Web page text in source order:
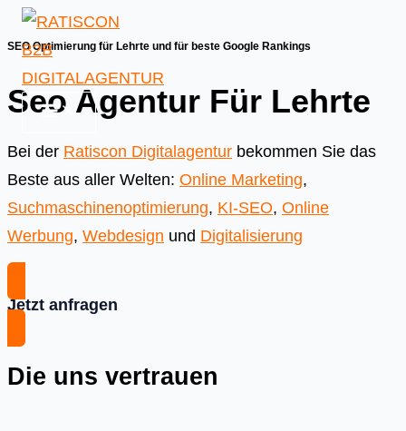
Skip
to
content
SEO Optimierung für Lehrte und für beste Google Rankings
Seo Agentur Für Lehrte
Bei der Ratiscon Digitalagentur bekommen Sie das
Beste aus aller Welten: Online Marketing,
Suchmaschinenoptimierung, KI-SEO, Online
Werbung, Webdesign und Digitalisierung
Jetzt anfragen
Die uns vertrauen